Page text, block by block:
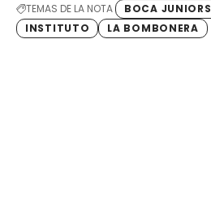
TEMAS DE LA NOTA BOCA JUNIORS
INSTITUTO
LA BOMBONERA